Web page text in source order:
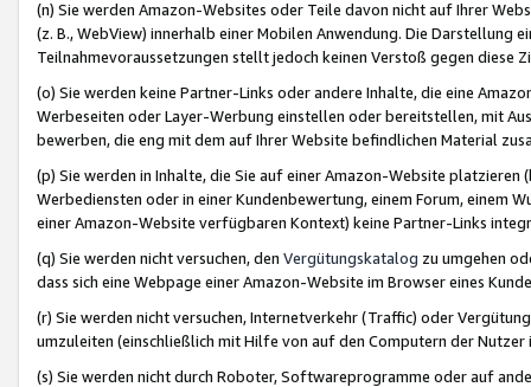
(n) Sie werden Amazon-Websites oder Teile davon nicht auf Ihrer
(z. B., WebView) innerhalb einer Mobilen Anwendung. Die Darstellung
Teilnahmevoraussetzungen stellt jedoch keinen Verstoß gegen diese
(o) Sie werden keine Partner-Links oder andere Inhalte, die eine
Werbeseiten oder Layer-Werbung einstellen oder bereitstellen, mit
bewerben, die eng mit dem auf Ihrer Website befindlichen Material
(p) Sie werden in Inhalte, die Sie auf einer Amazon-Website
Werbediensten oder in einer Kundenbewertung, einem Forum, einem
einer Amazon-Website verfügbaren Kontext) keine Partner-Links
(q) Sie werden nicht versuchen, den Vergütungskatalog zu umgehen
dass sich eine Webpage einer Amazon-Website im Browser eines
(r) Sie werden nicht versuchen, Internetverkehr (Traffic) oder
umzuleiten (einschließlich mit Hilfe von auf den Computern der
(s) Sie werden nicht durch Roboter, Softwareprogramme oder auf